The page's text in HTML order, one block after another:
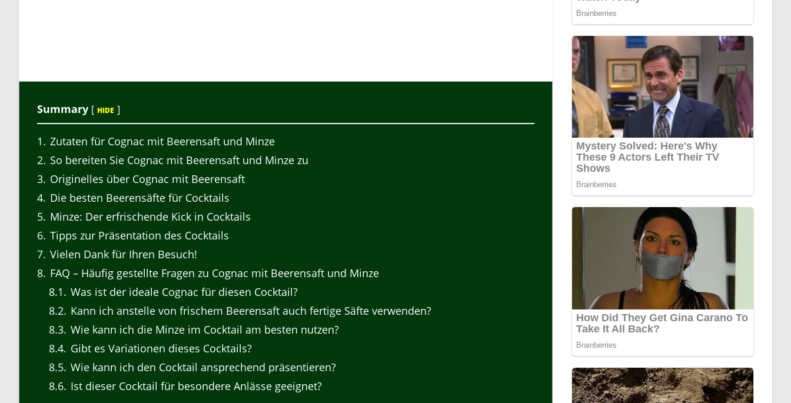
Summary [ HIDE ]
1
Zutaten für Cognac mit Beerensaft und Minze
2 So bereiten Sie Cognac mit Beerensaft und Minze zu
3 Originelles über Cognac mit Beerensaft
4 Die besten Beerensäfte für Cocktails
5 Minze: Der erfrischende Kick in Cocktails
6 Tipps zur Präsentation des Cocktails
7 Vielen Dank für Ihren Besuch!
8 FAQ – Häufig gestellte Fragen zu Cognac mit Beerensaft und Minze
8.1
Was ist der ideale Cognac für diesen Cocktail?
8.2 Kann ich anstelle von frischem Beerensaft auch fertige Säfte verwenden?
8.3 Wie kann ich die Minze im Cocktail am besten nutzen?
8.4 Gibt es Variationen dieses Cocktails?
8.5 Wie kann ich den Cocktail ansprechend präsentieren?
8.6 Ist dieser Cocktail für besondere Anlässe geeignet?